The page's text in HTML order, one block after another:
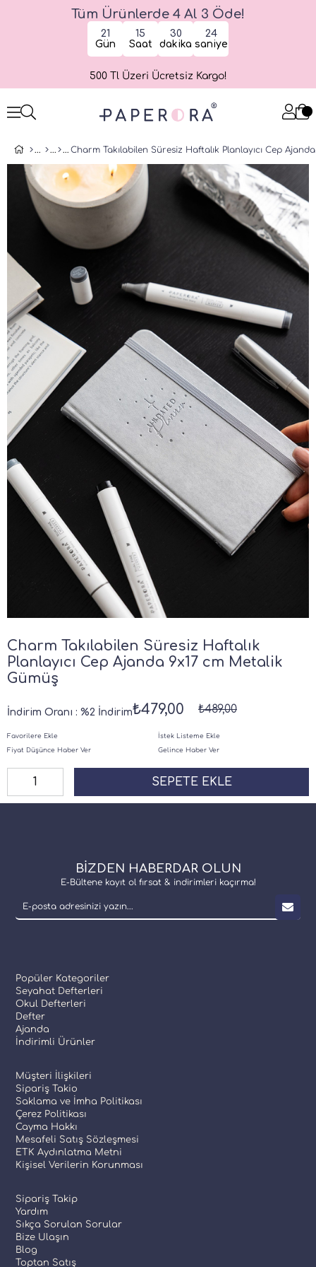
Tüm Ürünlerde 4 Al 3 Öde!
21
Gün
15
Saat
30
dakika
24
saniye
500 Tl Üzeri Ücretsiz Kargo!
Charm Takılabilen Süresiz Haftalık
Planlayıcı Cep Ajanda 9x17 cm Metalik
Gümüş
İndirim Oranı : %2 İndirim ₺489,00
₺479,00
Favorilere Ekle
İstek Listeme Ekle
Fiyat Düşünce Haber Ver
Gelince Haber Ver
BİZDEN HABERDAR OLUN
E-Bültene kayıt ol fırsat & indirimleri kaçırma!
Popüler Kategoriler
Seyahat Defterleri
Okul Defterleri
Defter
Ajanda
İndirimli Ürünler
Müşteri İlişkileri
Sipariş Takio
Saklama ve İmha Politikası
Çerez Politikası
Cayma Hakkı
Mesafeli Satış Sözleşmesi
ETK Aydınlatma Metni
Kişisel Verilerin Korunması
Sipariş Takip
Yardım
Sıkça Sorulan Sorular
Bize Ulaşın
Blog
Toptan Satış